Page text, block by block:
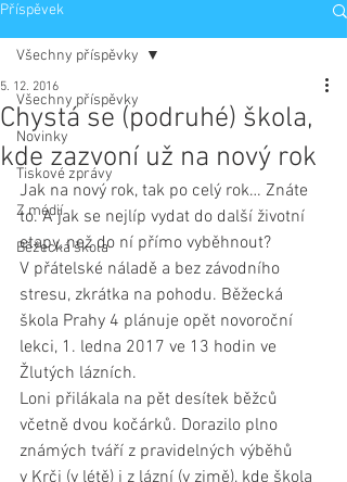
Příspěvek
Všechny příspěvky
Novinky
Tiskové zprávy
Z médií
Běžecká škola
Všechny příspěvky
Chystá se (podruhé) škola,
kde zazvoní už na nový rok
5. 12. 2016
Jak na nový rok, tak po celý rok… Znáte
to. A jak se nejlíp vydat do další životní
etapy, než do ní přímo vyběhnout?
V přátelské náladě a bez závodního
stresu, zkrátka na pohodu. Běžecká
škola Prahy 4 plánuje opět novoroční
lekci, 1. ledna 2017 ve 13 hodin ve
Žlutých lázních.
Loni přilákala na pět desítek běžců
včetně dvou kočárků. Dorazilo plno
známých tváří z pravidelných výběhů
v Krči (v létě) i z lázní (v zimě), kde škola